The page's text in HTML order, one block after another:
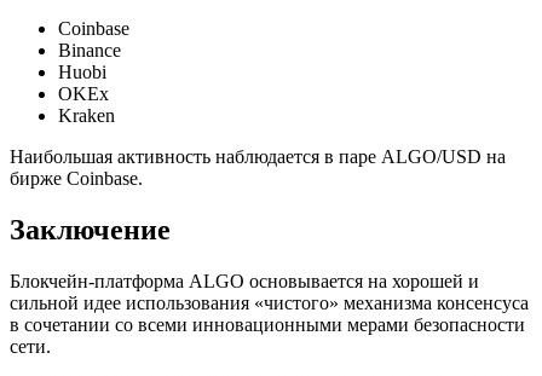
Coinbase
Binance
Huobi
OKEx
Kraken
Наибольшая активность наблюдается в паре ALGO/USD на
бирже Coinbase.
Заключение
Блокчейн-платформа ALGO основывается на хорошей и
сильной идее использования «чистого» механизма консенсуса
в сочетании со всеми инновационными мерами безопасности
сети.